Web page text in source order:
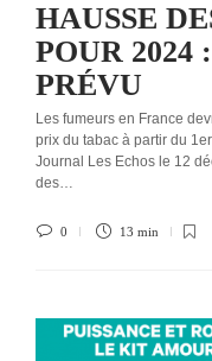
HAUSSE
POUR 2024
PRÉVU
Les fumeurs en France
prix du tabac à partir du
Journal Les Echos le 12
des…
0 13 min